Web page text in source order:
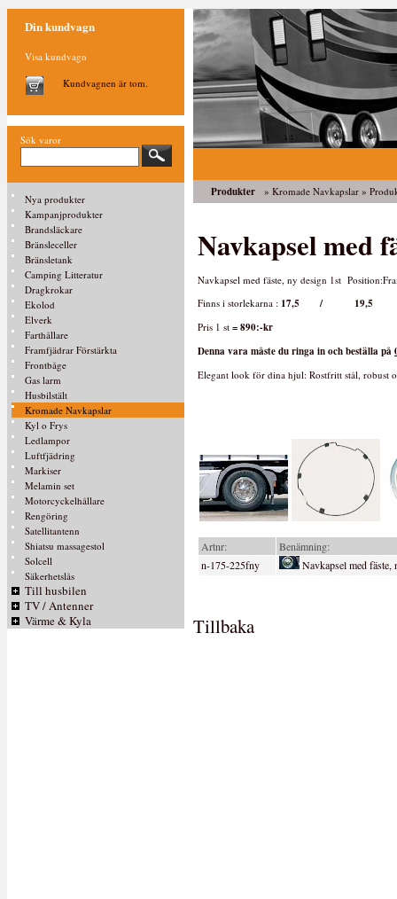
Produkter » Kromade Navkapslar »
Navkapsel med
Navkapsel med fäste, ny design 1st
Finns i storlekarna : 17,5 / 19,5
Pris 1 st = 890:-kr
Denna vara måste du ringa in och beställa på
Elegant look för dina hjul: Rostfritt stål, robust
Artnr:
Benämning:
n-175-225fny
Navkapsel med
Tillbaka
Din kundvagn
Visa kundvagn
Kundvagnen är tom.
Sök varor
Nya produkter
Kampanjprodukter
Brandsläckare
Bränsleceller
Bränsletank
Camping Litteratur
Dragkrokar
Ekolod
Elverk
Farthållare
Framfjädrar Förstärkta
Frontbåge
Gas larm
Husbilstält
Kromade Navkapslar
Kyl o Frys
Ledlampor
Luftfjädring
Markiser
Melamin set
Motorcyckelhållare
Rengöring
Satellitantenn
Shiatsu massagestol
Solcell
Säkerhetslås
Till husbilen
TV / Antenner
Värme & Kyla